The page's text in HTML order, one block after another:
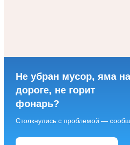
Не убран мусор, яма на
дороге, не горит
фонарь?
Столкнулись с проблемой —